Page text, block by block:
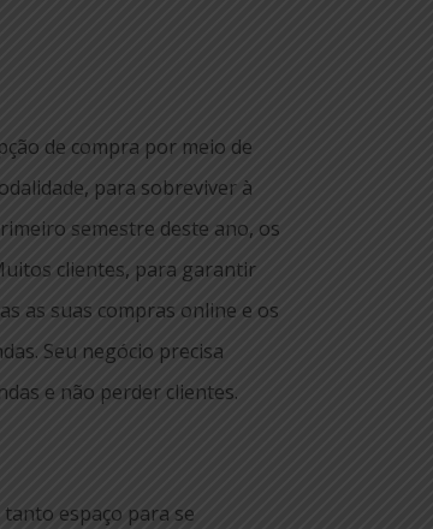
de compra por meio de
para sobreviver à
semestre deste ano, os
clientes, para garantir
as suas compras online e os
Seu negócio precisa
e não perder clientes.
espaço para se